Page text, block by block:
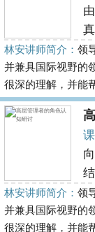
林安讲师简介： 领
并兼具国际视野的
很深的理解，并能
林安讲师简介： 领
并兼具国际视野的
很深的理解，并能